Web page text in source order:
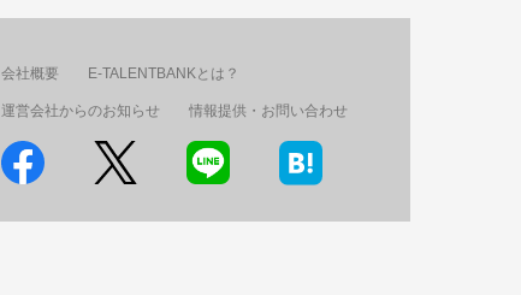
会社概要 E-TALENTBANKとは？
運営会社からのお知らせ 情報提供・お問い合わせ